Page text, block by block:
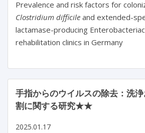
Prevalence and risk factors for
Clostridium difficile and extended-
lactamase-producing
rehabilitation clinics in Germany
手指からのウイルスの除去：洗
割に関する研究★★
2025.01.17